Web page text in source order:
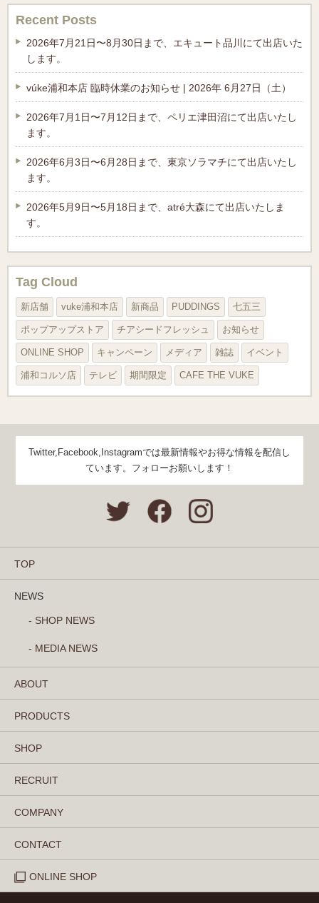
Recent Posts
2026年7月21日〜8月30日まで、エキュート品川にて出店いた
します。
vúke浦和本店 臨時休業のお知らせ | 2026年 6月27日（土）
2026年7月1日〜7月12日まで、ペリエ津田沼にて出店いたし
ます。
2026年6月3日〜6月28日まで、東京ソラマチにて出店いたし
ます。
2026年5月9日〜5月18日まで、atré大森にて出店いたしま
す。
Tag Cloud
新店舗 vuke浦和本店 新商品 PUDDINGS 七五三
ポップアップストア チアシードフレッシュ お知らせ
ONLINE SHOP キャンペーン メディア 雑誌 イベント
浦和コルソ店 テレビ 期間限定 CAFE THE VUKE
Twitter,Facebook,Instagramでは最新情報やお得な情報を配信し
ています。フォローお願いします！
TOP
NEWS
- SHOP NEWS
- MEDIA NEWS
ABOUT
PRODUCTS
SHOP
RECRUIT
COMPANY
CONTACT
ONLINE SHOP